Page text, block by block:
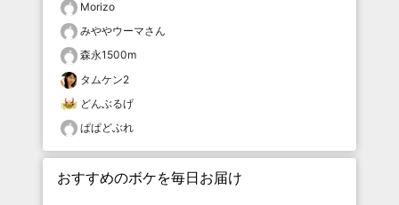
Morizo
みややウーマさん
森永1500m
タムケン2
どんぶるげ
ぱぱどぶれ
おすすめのボケを毎日お届け